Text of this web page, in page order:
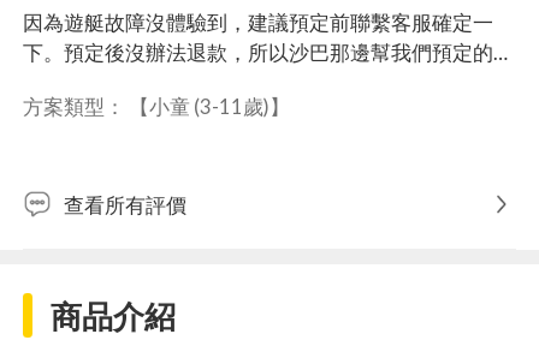
因為遊艇故障沒體驗到，建議預定前聯繫客服確定一
下。預定後沒辦法退款，所以沙巴那邊幫我們預定的小
小扣一顆星。 島上有免費的sup、kayak滿推薦的。
方案類型： 【小童 (3-11歲)】
查看所有評價
商品介紹